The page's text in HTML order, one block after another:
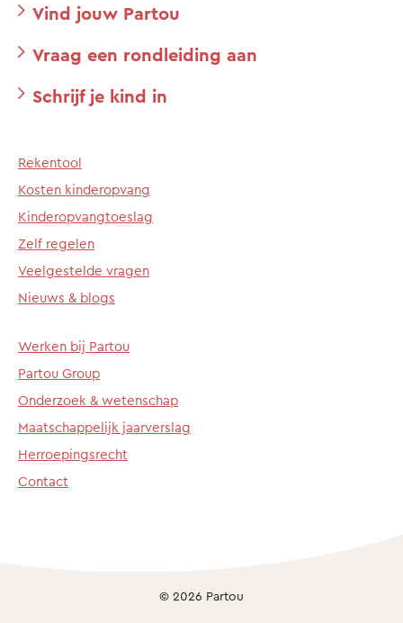
Vind jouw Partou
Vraag een rondleiding aan
Schrijf je kind in
Rekentool
Kosten kinderopvang
Kinderopvangtoeslag
Zelf regelen
Veelgestelde vragen
Nieuws & blogs
Werken bij Partou
Partou Group
Onderzoek & wetenschap
Maatschappelijk jaarverslag
Herroepingsrecht
Contact
© 2026 Partou